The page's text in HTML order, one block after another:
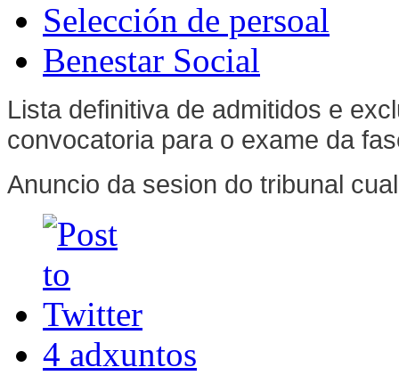
Selección de persoal
Benestar Social
Lista definitiva de admitidos e
convocatoria para o exame da
Anuncio da sesion do tribunal
4 adxuntos